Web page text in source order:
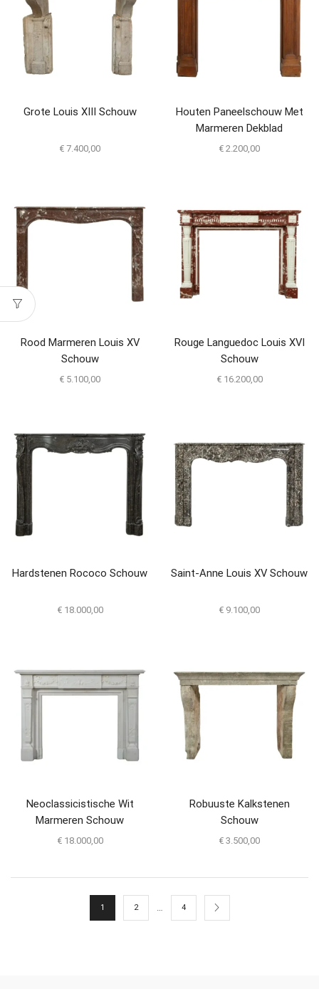
Grote Louis XIII Schouw
€ 7.400,00
Houten Paneelschouw Met
Marmeren Dekblad
€ 2.200,00
Rood Marmeren Louis XV
Schouw
€ 5.100,00
Rouge Languedoc Louis XVI
Schouw
€16.200,00
Hardstenen Rococo Schouw
€18.000,00
Saint-Anne Louis XV Schouw
€ 9.100,00
Neoclassicistische Wit
Marmeren Schouw
€18.000,00
Robuuste Kalkstenen
Schouw
€ 3.500,00
1 2 4